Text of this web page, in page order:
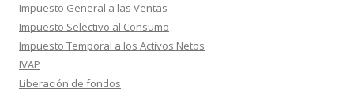
Impuesto General a las Ventas
Impuesto Selectivo al Consumo
Impuesto Temporal a los Activos Netos
IVAP
Liberación de fondos